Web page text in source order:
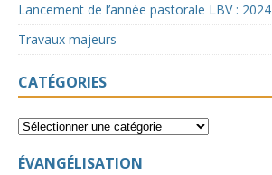
Lancement de l’année pastorale LBV :
Travaux majeurs
CATÉGORIES
ÉVANGÉLISATION